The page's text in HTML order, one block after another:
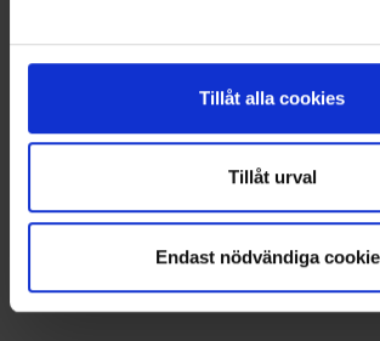
Tillåt alla cookies
Tillåt urval
Endast nödvändiga
Seuraa meitä Instagramissa